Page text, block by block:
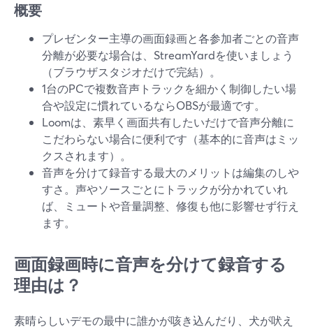
概要
プレゼンター主導の画面録画と各参加者ごとの音声
分離が必要な場合は、StreamYardを使いましょう
（ブラウザスタジオだけで完結）。
1台のPCで複数音声トラックを細かく制御したい場
合や設定に慣れているならOBSが最適です。
Loomは、素早く画面共有したいだけで音声分離に
こだわらない場合に便利です（基本的に音声はミッ
クスされます）。
音声を分けて録音する最大のメリットは編集のしや
すさ。声やソースごとにトラックが分かれていれ
ば、ミュートや音量調整、修復も他に影響せず行え
ます。
画面録画時に音声を分けて録音する
理由は？
素晴らしいデモの最中に誰かが咳き込んだり、犬が吠え